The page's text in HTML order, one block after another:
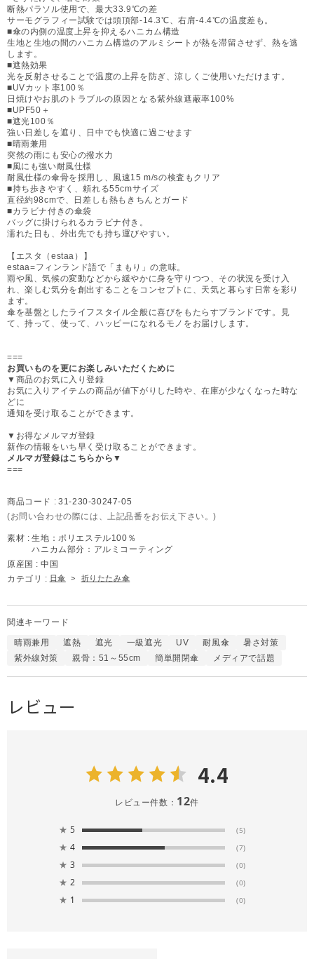
断熱パラソル使用で、最大33.9℃の差
サーモグラフィー試験では頭頂部-14.3℃、右肩-4.4℃の温度差も。
■傘の内側の温度上昇を抑えるハニカム構造
生地と生地の間のハニカム構造のアルミシートが熱を滞留させず、熱を逃
します。
■遮熱効果
光を反射させることで温度の上昇を防ぎ、涼しくご使用いただけます。
■UVカット率100％
日焼けやお肌のトラブルの原因となる紫外線遮蔽率100%
■UPF50＋
■遮光100％
強い日差しを遮り、日中でも快適に過ごせます
■晴雨兼用
突然の雨にも安心の撥水力
■風にも強い耐風仕様
耐風仕様の傘骨を採用し、風速15 m/sの検査もクリア
■持ち歩きやすく、頼れる55cmサイズ
直径約98cmで、日差しも熱もきちんとガード
■カラビナ付きの傘袋
バッグに掛けられるカラビナ付き。
濡れた日も、外出先でも持ち運びやすい。
【エスタ（estaa）】
estaa=フィンランド語で「まもり」の意味。
雨や風、気候の変動などから緩やかに身を守りつつ、その状況を受け入
れ、楽しむ気分を創出することをコンセプトに、天気と暮らす日常を彩り
ます。
傘を基盤としたライフスタイル全般に喜びをもたらすブランドです。見
て、持って、使って、ハッピーになれるモノをお届けします。
===
お買いものを更にお楽しみいただくために
▼商品のお気に入り登録
お気に入りアイテムの商品が値下がりした時や、在庫が少なくなった時な
どに
通知を受け取ることができます。
▼お得なメルマガ登録
新作の情報をいち早く受け取ることができます。
メルマガ登録はこちらから▼
===
商品コード : 31-230-30247-05
(お問い合わせの際には、上記品番をお伝え下さい。)
素材 : 生地：ポリエステル100％
ハニカム部分：アルミコーティング
原産国 : 中国
カテゴリ : 日傘 > 折りたたみ傘
関連キーワード
晴雨兼用 遮熱 遮光 一級遮光 UV 耐風傘
暑さ対策
紫外線対策
親骨：51～55cm 簡単開閉傘 メディアで話題
レビュー
4.4
レビュー件数： 12件
★ 5 (5)
★ 4 (7)
★ 3 (0)
★ 2 (0)
★ 1 (0)